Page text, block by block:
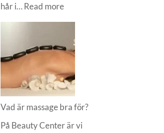
hår i…Read more:
Vad
Diatermi?
Vad är massage bra för?
På Beauty Center är vi